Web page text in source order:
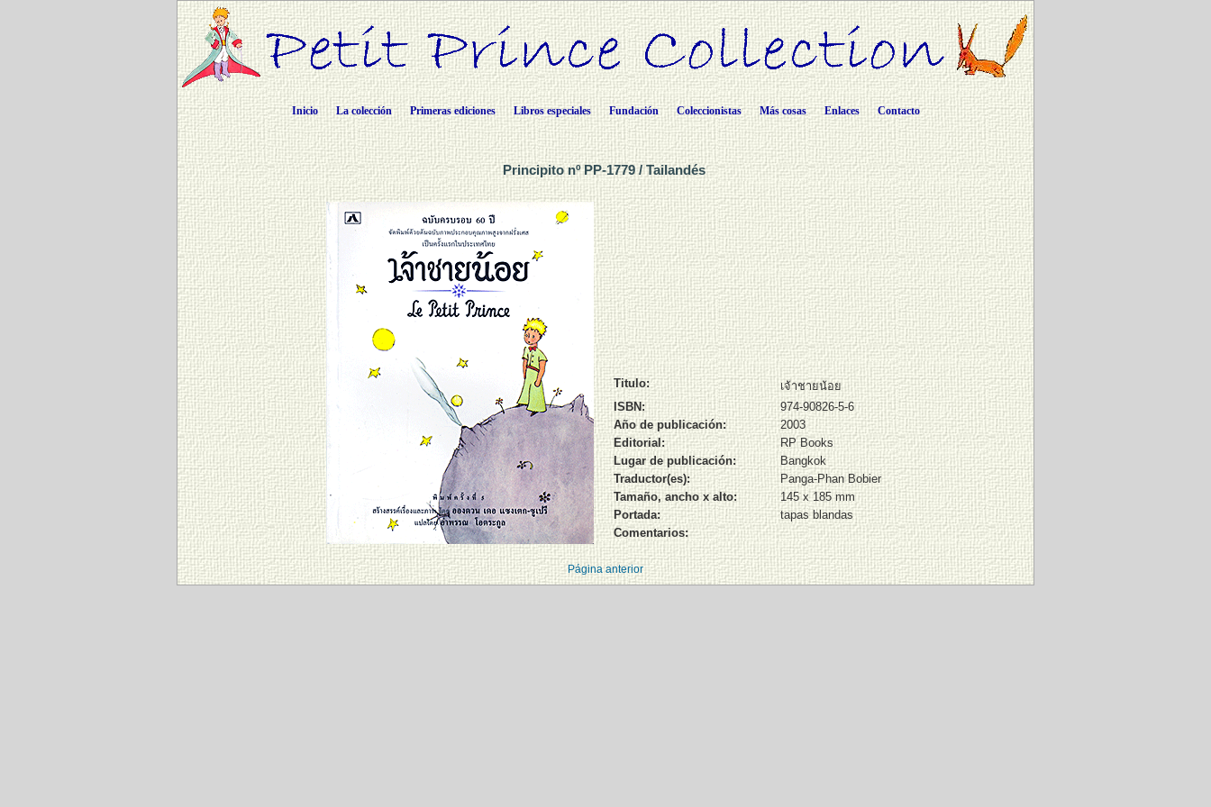
Inicio La colección Primeras ediciones Libros especiales Fundación Coleccionistas Más cosas Enlaces Contacto
Principito nº PP-1779 / Tailandés
Titulo:
เจ้าชายน้อย
ISBN:
974-90826-5-6
Año de publicación:
2003
Editorial:
RP Books
Lugar de publicación:
Bangkok
Traductor(es):
Panga-Phan Bobier
Tamaño, ancho x alto:
145 x 185 mm
Portada:
tapas blandas
Comentarios:
Página anterior